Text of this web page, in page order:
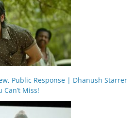
Public Response | Dhanush Starrer
Miss!